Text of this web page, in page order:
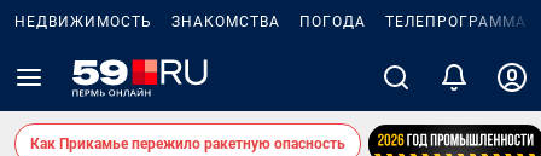
НЕДВИЖИМОСТЬ ЗНАКОМСТВА ПОГОДА ТЕЛЕПРОГРАММА
Как Прикамье пережило ракетную опасность